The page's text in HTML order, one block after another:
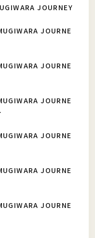
JOURNEY
JOURNE
JOURNE
JOURNE
JOURNE
JOURNE
JOURNE